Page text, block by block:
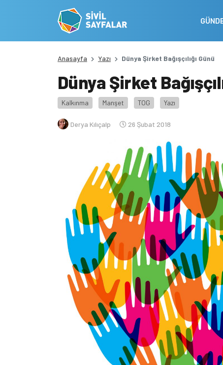
Anasayfa Yazı Dünya Şirket Bağışçılığı Günü
Dünya Şirket
Kalkınma Manşet TOG Yazı
Derya Kılıçalp 26 Şubat 2018